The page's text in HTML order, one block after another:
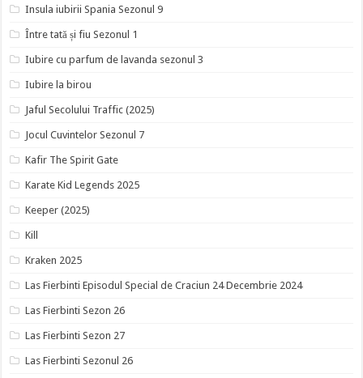
Insula iubirii Spania Sezonul 9
Între tată și fiu Sezonul 1
Iubire cu parfum de lavanda sezonul 3
Iubire la birou
Jaful Secolului Traffic (2025)
Jocul Cuvintelor Sezonul 7
Kafir The Spirit Gate
Karate Kid Legends 2025
Keeper (2025)
Kill
Kraken 2025
Las Fierbinti Episodul Special de Craciun 24 Decembrie 2024
Las Fierbinti Sezon 26
Las Fierbinti Sezon 27
Las Fierbinti Sezonul 26